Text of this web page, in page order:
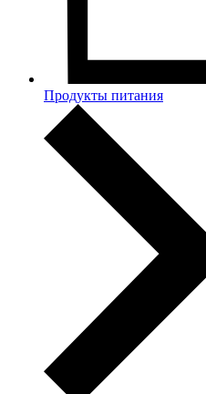
Продукты питания